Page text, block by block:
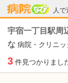
人
病院
宇宿一丁目駅周
な 病院・クリニッ
3 件見つかりまし